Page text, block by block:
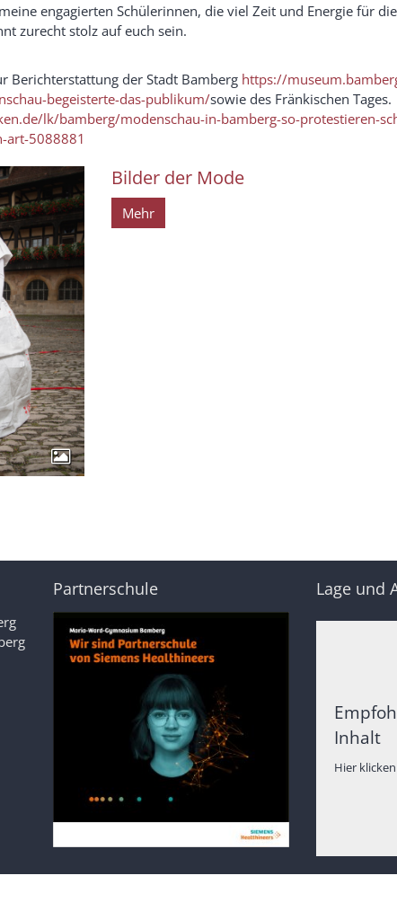
engagierten Schülerinnen, die viel Zeit und Energie für
zurecht stolz auf euch sein.
Berichterstattung der Stadt Bamberg https://
begeisterte-das-publikum/sowie des Fränkischen Tages.
lk/bamberg/modenschau-in-bamberg-so-protestieren-
art-5088881
Bilder der Mode
Mehr
Partnerschule Lage und
Inhalt
Hier